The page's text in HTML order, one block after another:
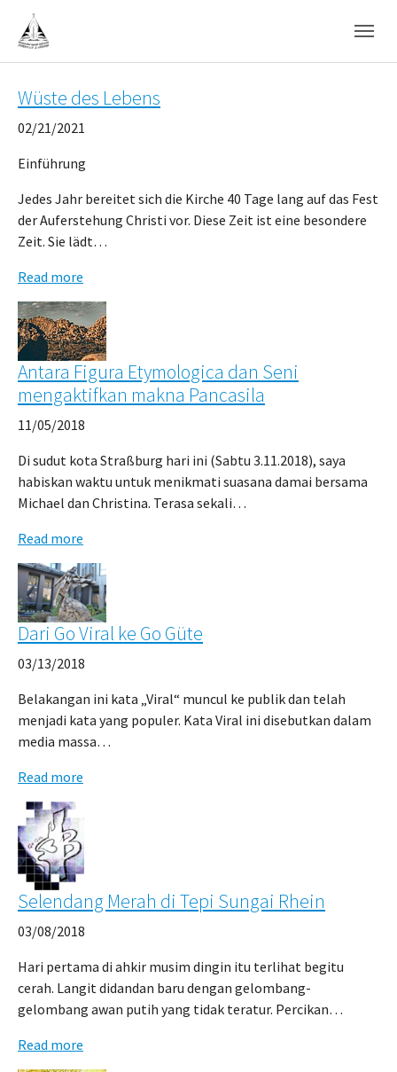
Skip to main navigation
Skip to main content
Skip to page footer
Wüste des Lebens
02/21/2021
Einführung
Jedes Jahr bereitet sich die Kirche 40 Tage lang auf das Fest
der Auferstehung Christi vor. Diese Zeit ist eine besondere
Zeit. Sie lädt…
Read more
Antara Figura Etymologica dan Seni
mengaktifkan makna Pancasila
11/05/2018
Di sudut kota Straßburg hari ini (Sabtu 3.11.2018), saya
habiskan waktu untuk menikmati suasana damai bersama
Michael dan Christina. Terasa sekali…
Read more
Dari Go Viral ke Go Güte
03/13/2018
Belakangan ini kata „Viral“ muncul ke publik dan telah
menjadi kata yang populer. Kata Viral ini disebutkan dalam
media massa…
Read more
Selendang Merah di Tepi Sungai Rhein
03/08/2018
Hari pertama di ahkir musim dingin itu terlihat begitu
cerah. Langit didandan baru dengan gelombang-
gelombang awan putih yang tidak teratur. Percikan…
Read more